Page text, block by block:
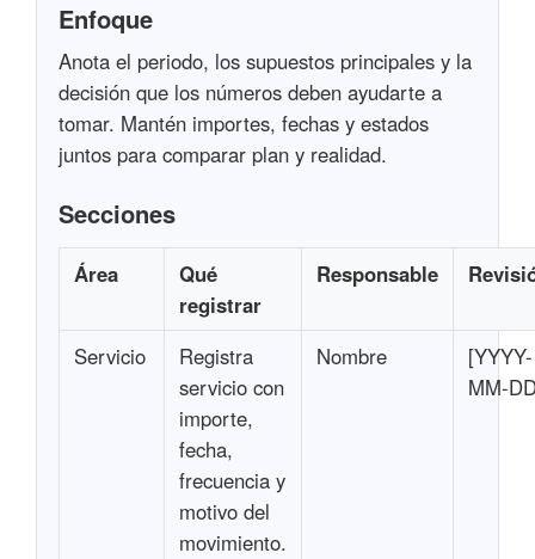
Enfoque
Anota el periodo, los supuestos principales y la
decisión que los números deben ayudarte a
tomar. Mantén importes, fechas y estados
juntos para comparar plan y realidad.
Secciones
Área
Qué
registrar
Responsable
Servicio
Registra
servicio con
importe,
fecha,
frecuencia y
motivo del
movimiento.
Nombre
[YYYY-
MM-